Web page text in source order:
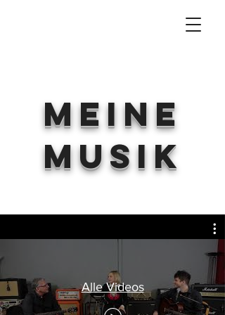
Meine
Musik
Alle Videos